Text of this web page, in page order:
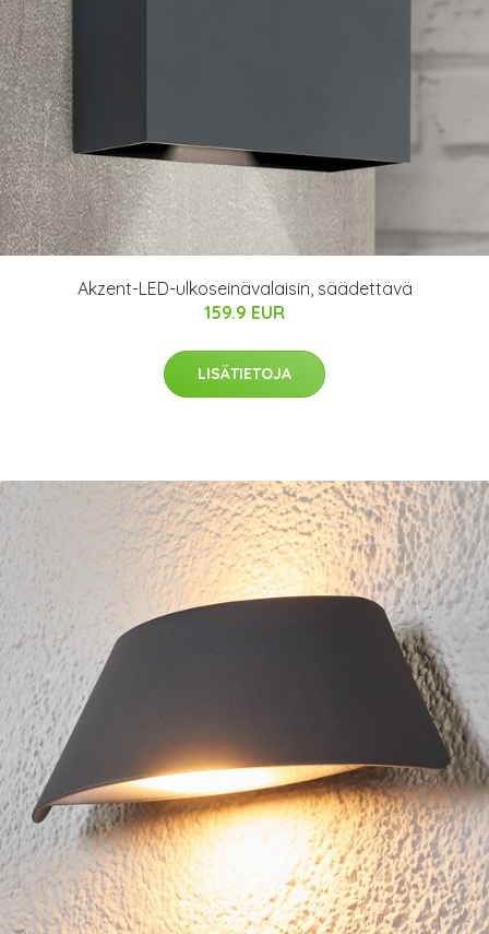
Akzent-LED-ulkoseinävalaisin, säädettävä
159.9 EUR
LISÄTIETOJA